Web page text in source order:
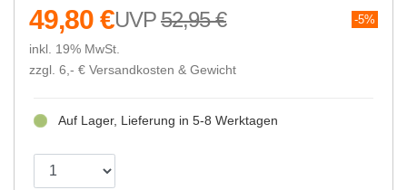
52,95 € 5%
49,80 €
inkl. 19% MwSt.
zzgl. 6,- € Versandkosten & Gewicht
Auf Lager, Lieferung in 5-8 Werktagen